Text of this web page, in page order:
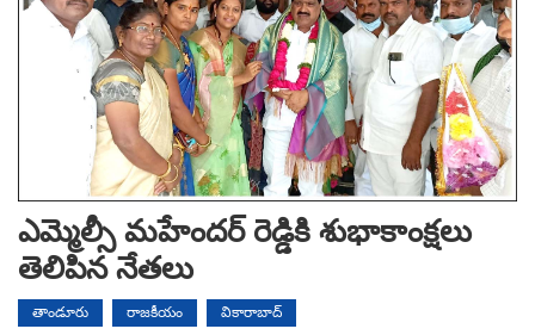
ఎమ్మెల్సీ మహేందర్ రెడ్డికి శుభాకాంక్షలు
తెలిపిన నేతలు
తాండూరు రాజకీయం వికారాబాద్